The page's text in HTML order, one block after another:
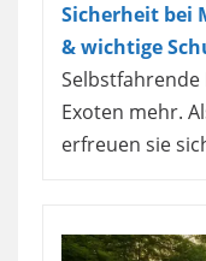
Sicherheit bei
& wichtige
Selbstfahrende
Exoten mehr.
erfreuen sie